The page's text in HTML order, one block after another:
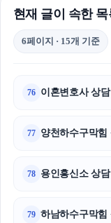
현재 글이 속한 목
6페이지 · 15개 기준
76 이혼변호사 상
77 양천하수구막힘
78 용인흥신소 상
79 하남하수구막힘